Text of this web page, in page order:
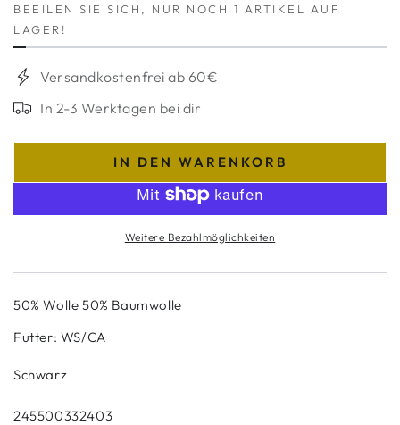
BEEILEN SIE SICH, NUR NOCH 1 ARTIKEL AUF
LAGER!
Versandkostenfrei ab 60€
In 2-3 Werktagen bei dir
IN DEN WARENKORB
Weitere Bezahlmöglichkeiten
50% Wolle 50% Baumwolle
Futter: WS/CA
Schwarz
245500332403